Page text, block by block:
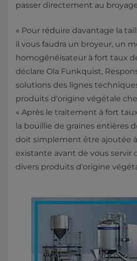
passer directement au
« Pour réduire davantage la
il vous faudra un broyeur, un
homogénéisateur à fort taux
déclare Ola Funkquist,
solutions des lignes
produits d'origine végétale
« Après le traitement à fort
la bouillie de graines entières
doit simplement être ajoutée
existante avant de vous servir
divers produits d'origine